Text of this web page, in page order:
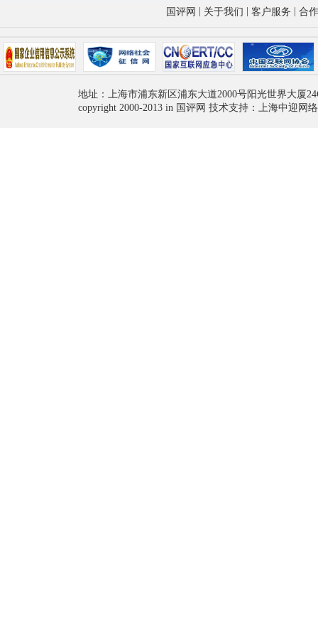
国评网 关于我们 客户服务 合
地址：上海市浦东新区浦东大道2000号阳光世界大厦
copyright 2000-2013 in 国评网 技术支持：上海中迎